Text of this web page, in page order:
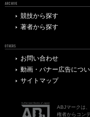
ARCHIVE
競技から探す
著者から探す
OTHERS
お問い合わせ
動画・バナー広告につ
サイトマップ
ABJマークは
権者からコン